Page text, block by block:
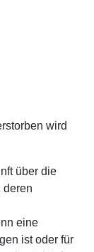
wird
über die
deren
eine
ist oder für